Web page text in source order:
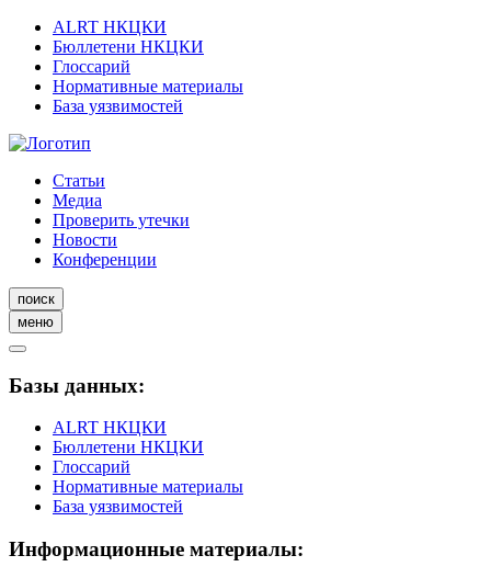
ALRT НКЦКИ
Бюллетени НКЦКИ
Глоссарий
Нормативные материалы
База уязвимостей
Статьи
Медиа
Проверить утечки
Новости
Конференции
поиск
меню
Базы данных:
ALRT НКЦКИ
Бюллетени НКЦКИ
Глоссарий
Нормативные материалы
База уязвимостей
Информационные материалы: